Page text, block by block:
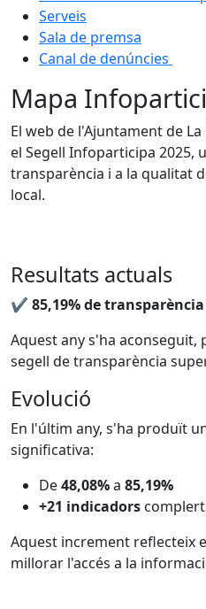
Serveis
Sala de premsa
Canal de denúncies
Mapa
El web de l'Ajuntament de
el Segell Infoparticipa 2025,
transparència i a la qualitat
local.
Resultats actuals
✔ 85,19% de
Aquest any s'ha aconseguit,
segell de transparència
Evolució
En l'últim any, s'ha produït
significativa:
De48,08%a 85,19%
+21 indicadors
Aquest increment reflecteix
millorar l'accés a la